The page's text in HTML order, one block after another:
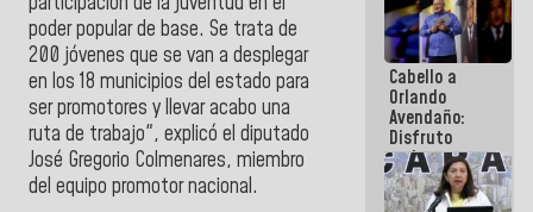
poder popular de base. Se trata de
200 jóvenes que se van a desplegar
en los 18 municipios del estado para
ser promotores y llevar acabo una
ruta de trabajo", explicó el diputado
José Gregorio Colmenares, miembro
del equipo promotor nacional.
Cabello a
Orlando
Avendaño:
Disfruto
cada vez
que escribes
porque lo